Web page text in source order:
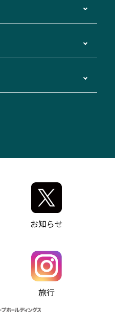
ーションシステム
ばす
三重大学病院直通バ
ス（鈴鹿管内）
駅～中部国際空港
交通バスセット
ポリシー
たって
お知らせ
旅行